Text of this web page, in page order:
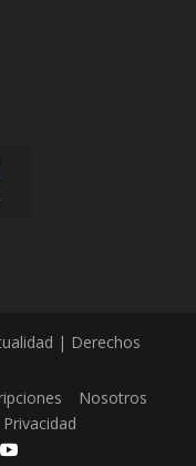
| Derechos
Nosotros
Privacidad